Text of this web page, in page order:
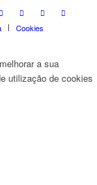
Cookies
a sua
utilização de cookies